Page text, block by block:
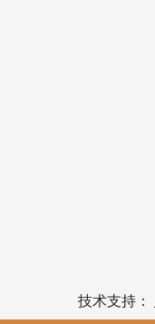
技术支持：